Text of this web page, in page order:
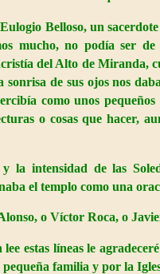
Belloso, un
mucho, no podía ser
del Alto de Miranda,
de sus ojos nos
como unos
o cosas que hacer,
y la intensidad de las
el templo como una
o Víctor Roca, o
estas líneas le
familia y por la